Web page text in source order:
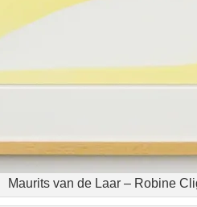
Maurits van de Laar – Robine